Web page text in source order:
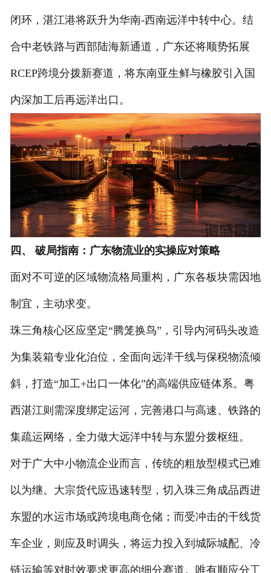
闭环，湛江港将跃升为华南-西南远洋中转中心。结
合中老铁路与西部陆海新通道，广东还将顺势拓展
RCEP跨境分拨新赛道，将东南亚生鲜与橡胶引入国
内深加工后再远洋出口。
四、 破局指南：广东物流业的实操应对策略
面对不可逆的区域物流格局重构，广东各板块需因地
制宜，主动求变。
珠三角核心区应坚定“腾笼换鸟”，引导内河码头改造
为集装箱专业化泊位，全面向远洋干线与保税物流倾
斜，打造“加工+出口一体化”的高端供应链体系。粤
西湛江则需深度绑定运河，完善港口与高速、铁路的
集疏运网络，全力做大远洋中转与东盟分拨枢纽。
对于广大中小物流企业而言，传统的粗放型模式已难
以为继。大宗货代应迅速转型，切入珠三角成品西进
东盟的水运市场或跨境电商仓储；而受冲击的干线货
车企业，则应及时调头，将运力投入到城际城配、冷
链运输等对时效要求更高的细分赛道。唯有顺应分工